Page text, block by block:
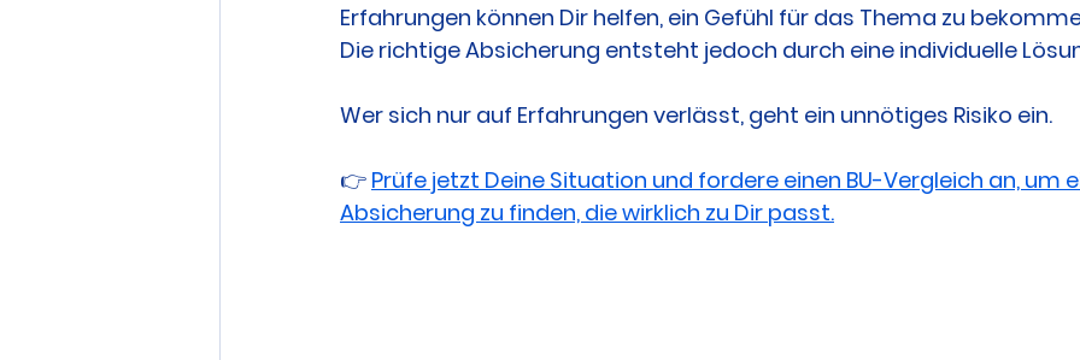
Erfahrungen können Dir helfen, ein Gefühl für das Thema zu
Die richtige Absicherung entsteht jedoch durch eine individuelle
Wer sich nur auf Erfahrungen verlässt, geht ein unnötiges Risiko ein.
👉 Prüfe jetzt Deine Situation und fordere einen BU-Vergleich an, um
Absicherung zu finden, die wirklich zu Dir passt.